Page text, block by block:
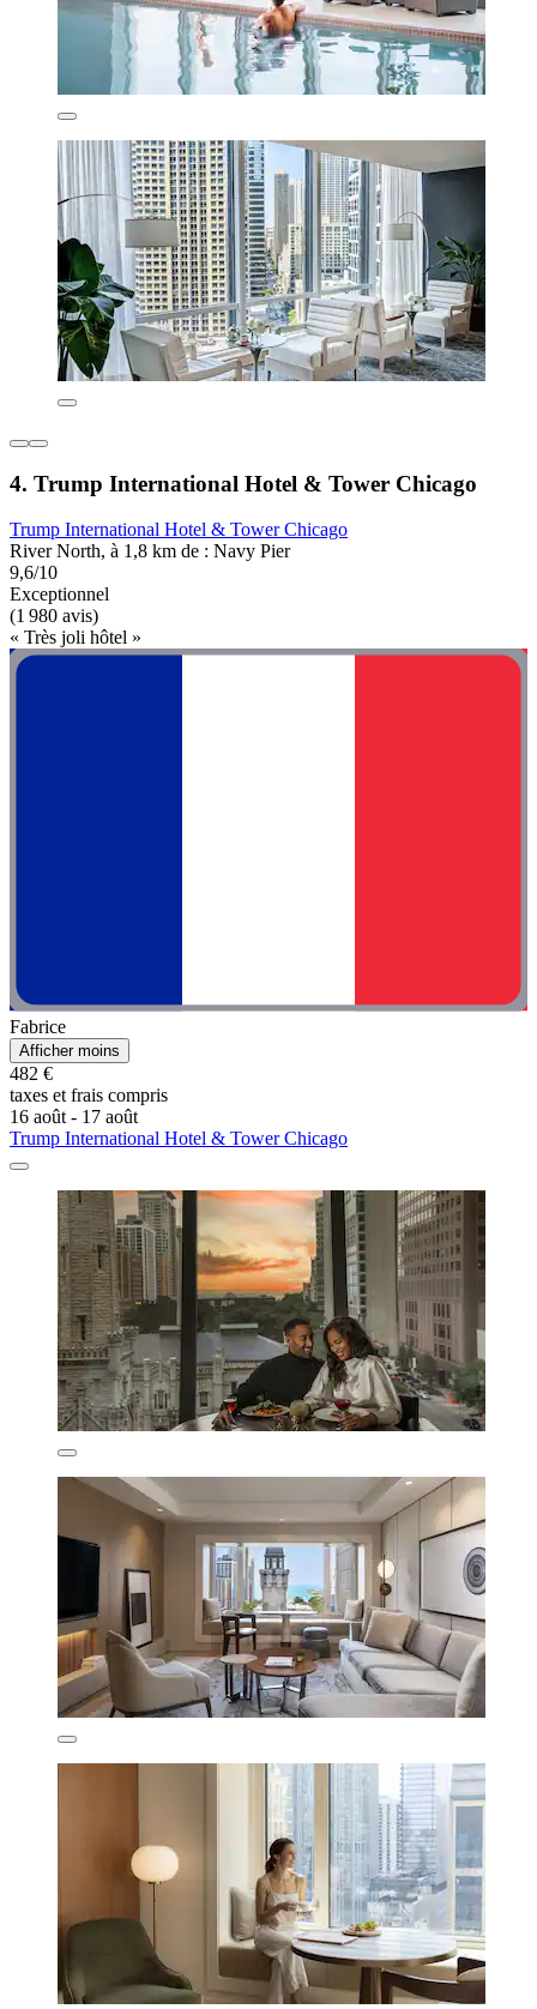
4. Trump International Hotel & Tower Chicago
Trump International Hotel & Tower Chicago
River North, à 1,8 km de : Navy Pier
9,6/10
Exceptionnel
(1 980 avis)
« Très joli hôtel »
Fabrice
Afficher moins
482 €
taxes et frais compris
16 août - 17 août
Trump International Hotel & Tower Chicago